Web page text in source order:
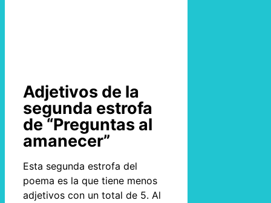
Adjetivos de la
segunda estrofa
de “Preguntas al
amanecer”
Esta segunda estrofa del
poema es la que tiene menos
adjetivos con un total de 5. Al